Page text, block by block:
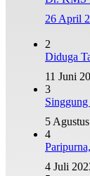
26 April
2
Diduga
11 Juni
3
5
4
4 Juli